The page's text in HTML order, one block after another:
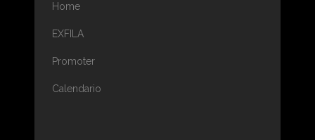
Home
EXFILA
Promoter
Calendario